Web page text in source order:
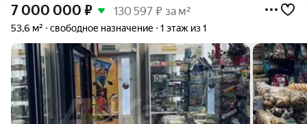
7 000 000 ₽ 130 597 ₽ за м²
53,6 м² свободное назначение 1 этаж из 1